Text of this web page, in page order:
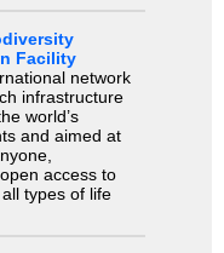
Facility
network
infrastructure
world’s
and aimed at
access to
types of life